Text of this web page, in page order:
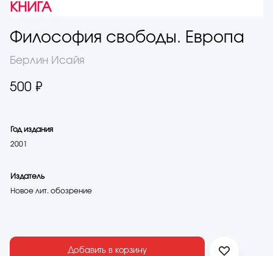
КНИГА
Философия свободы. Европа
Берлин Исайя
500 ₽
Год издания
2001
Издатель
Новое лит. обозрение
Добавить в корзину